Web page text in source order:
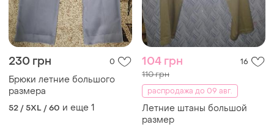
230 грн 0
Брюки летние большого
размера
52 / 5XL / 60 и еще 1
104 грн 16
110 грн
распродажа до 09 авг.
Летние штаны большой
размер